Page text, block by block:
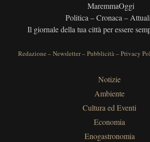
MaremmaOggi
Politica – Cronaca –
Il giornale della tua città per essere
Redazione –Newsletter–Pubblicità–Privacy
Notizie
Ambiente
Cultura ed Eventi
Economia
Enogastronomia